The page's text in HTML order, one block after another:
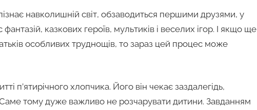
навколишній світ, обзаводиться першими друзями, у
казкових героїв, мультиків і веселих ігор. І якщо ще
особливих труднощів, то зараз цей процес може
п’ятирічного хлопчика. Його він чекає заздалегідь,
Саме тому дуже важливо не розчарувати дитини. Завданням